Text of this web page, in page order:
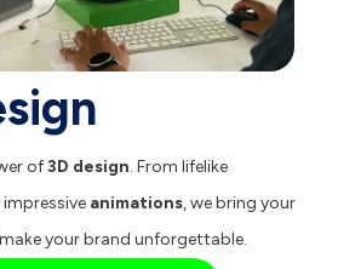
of3D design. From lifelike
animations, we bring your
your brand unforgettable.